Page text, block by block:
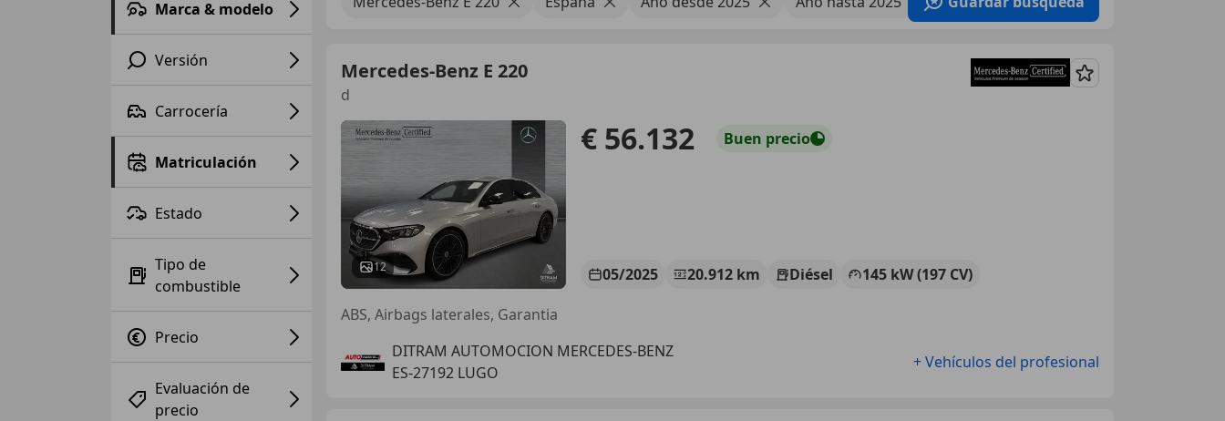
Marca & modelo
Versión
Carrocería
Matriculación
Estado
Tipo de
combustible
Precio
Evaluación de
precio
Mercedes-Benz E 220
d
Guardar
12
€ 56.132 Buen precio
05/2025 20.912 km Diésel
145 kW (197 CV)
ABS, Airbags laterales, Garantia
DITRAM AUTOMOCION MERCEDES-BENZ
ES-27192 LUGO
+ Vehículos del profesional